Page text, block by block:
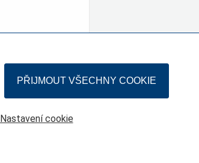
PŘIJMOUT VŠECHNY COOKIE
Nastavení cookie